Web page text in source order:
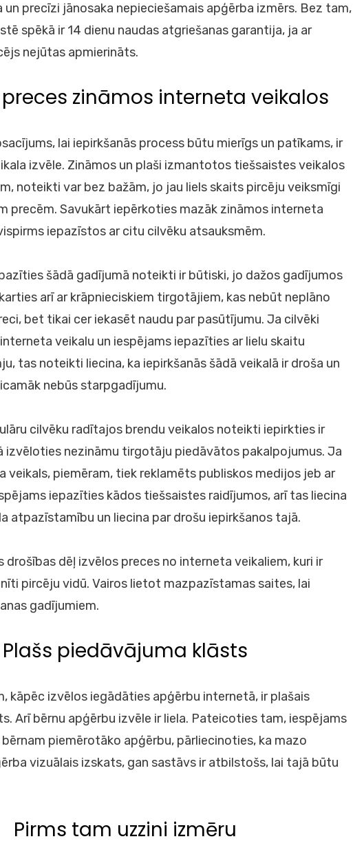
precīzi jānosaka nepieciešamais apģērba izmērs. Bez tam,
spēkā ir 14 dienu naudas atgriešanas garantija, ja ar
nejūtas apmierināts.
zināmos interneta veikalos
lai iepirkšanās process būtu mierīgs un patīkams, ir
izvēle. Zināmos un plaši izmantotos tiešsaistes veikalos
noteikti var bez bažām, jo jau liels skaits pircēju veiksmīgi
precēm. Savukārt iepērkoties mazāk zināmos interneta
iepazīstos ar citu cilvēku atsauksmēm.
šādā gadījumā noteikti ir būtiski, jo dažos gadījumos
arī ar krāpnieciskiem tirgotājiem, kas nebūt neplāno
bet tikai cer iekasēt naudu par pasūtījumu. Ja cilvēki
veikalu un iespējams iepazīties ar lielu skaitu
tas noteikti liecina, ka iepirkšanās šādā veikalā ir droša un
nebūs starpgadījumu.
cilvēku radītajos brendu veikalos noteikti iepirkties ir
izvēloties nezināmu tirgotāju piedāvātos pakalpojumus. Ja
veikals, piemēram, tiek reklamēts publiskos medijos jeb ar
iepazīties kādos tiešsaistes raidījumos, arī tas liecina
atpazīstamību un liecina par drošu iepirkšanos tajā.
dēļ izvēlos preces no interneta veikaliem, kuri ir
pircēju vidū. Vairos lietot mazpazīstamas saites, lai
gadījumiem.
Plašs piedāvājuma klāsts
kāpēc izvēlos iegādāties apģērbu internetā, ir plašais
Arī bērnu apģērbu izvēle ir liela. Pateicoties tam, iespējams
piemērotāko apģērbu, pārliecinoties, ka mazo
vizuālais izskats, gan sastāvs ir atbilstošs, lai tajā būtu
Pirms tam uzzini izmēru